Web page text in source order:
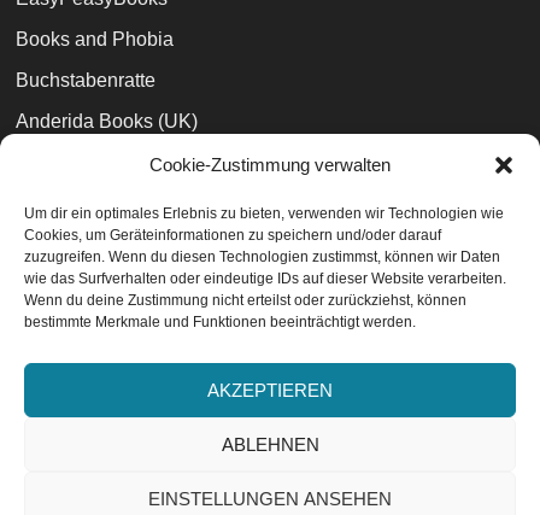
Cookie-Zustimmung verwalten
Um dir ein optimales Erlebnis zu bieten, verwenden wir Technologien wie
Cookies, um Geräteinformationen zu speichern und/oder darauf
zuzugreifen. Wenn du diesen Technologien zustimmst, können wir Daten
wie das Surfverhalten oder eindeutige IDs auf dieser Website verarbeiten.
Wenn du deine Zustimmung nicht erteilst oder zurückziehst, können
bestimmte Merkmale und Funktionen beeinträchtigt werden.
AKZEPTIEREN
ABLEHNEN
EINSTELLUNGEN ANSEHEN
Books and Phobia
Buchstabenratte
Anderida Books (UK)
Der Büchernarr
Phantastik Couch
EU-Cookie-Richtlinie